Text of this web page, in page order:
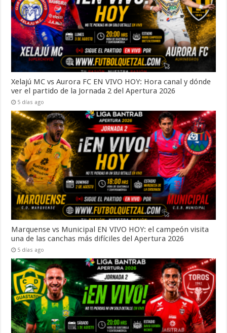
Xelajú MC vs Aurora FC EN VIVO HOY: Hora canal y dónde
ver el partido de la Jornada 2 del Apertura 2026
5 días ago
Marquense vs Municipal EN VIVO HOY: el campeón visita
una de las canchas más difíciles del Apertura 2026
5 días ago